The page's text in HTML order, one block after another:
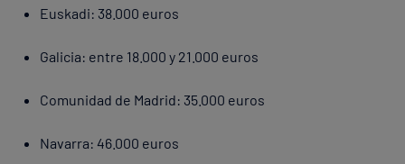
Euskadi: 38.000 euros
Galicia: entre 18.000 y 21.000 euros
Comunidad de Madrid: 35.000 euros
Navarra: 46.000 euros